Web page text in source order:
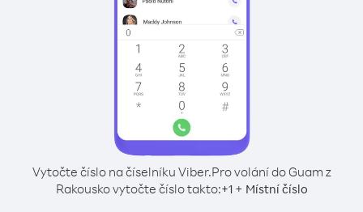
Vytočte číslo na číselníku Viber.Pro volání do Guam z
Rakousko vytočte číslo takto:+1+ Místní číslo